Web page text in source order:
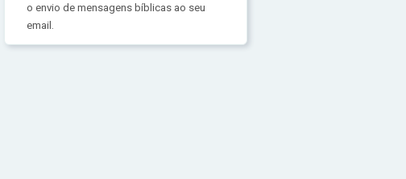
o envio de mensagens bíblicas ao seu
email.